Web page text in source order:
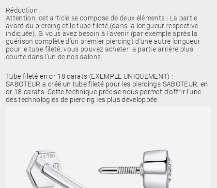
Réduction :
Attention, cet article se compose de deux éléments : La partie
avant du piercing et le tube fileté (dans la longueur respective
indiquée). Si vous avez besoin à l’avenir (par exemple après la
guérison complète d’un premier piercing) d’une autre longueur
pour le tube fileté, vous pouvez acheter la partie arrière plus
courte dans l’un de nos salons.
Tube fileté en or 18 carats (EXEMPLE UNIQUEMENT) :
SABOTEUR a créé un tube fileté pour les piercings SABOTEUR, en
or 18 carats. Cette technique précise nous permet d'offrir l'une
des technologies de piercing les plus développée.